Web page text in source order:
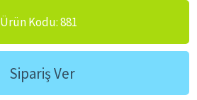
Ürün Kodu: 881
Sipariş Ver